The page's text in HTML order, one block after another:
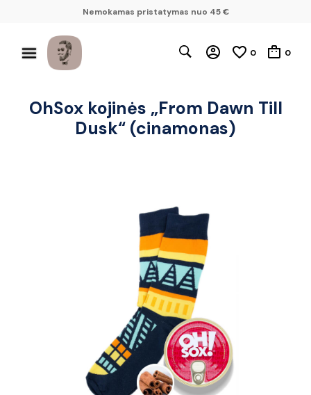
Nemokamas pristatymas nuo 45 €
0 0
OhSox kojinės „From Dawn Till
Dusk“ (cinamonas)